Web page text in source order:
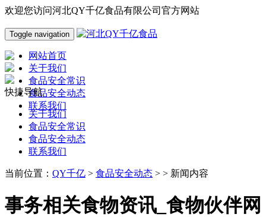
欢迎您访问河北QY千亿食品有限公司官方网站
Toggle navigation
网站首页
关于我们
食品安全常识
食品安全动态
联系我们
快捷导航
关于我们
食品安全常识
食品安全动态
联系我们
当前位置： QY千亿 > 食品安全动态 > > 新闻内容
事务相关食物资讯_食物伙伴网